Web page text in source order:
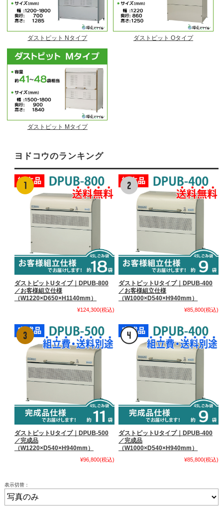
ダストピット Nタイプ ダストピット Oタイプ
ダストピット Mタイプ
ヨドコウのランキング
ダストピットUタイプ｜DPUB-800
／お客様組立仕様
（W1220×D650×H1140mm）
¥124,300(税込)
ダストピットUタイプ｜DPUB-400
／お客様組立仕様
（W1000×D540×H940mm）
¥85,800(税込)
ダストピットUタイプ｜DPUB-500
／完成品
（W1220×D540×H940mm）
¥96,800(税込)
ダストピットUタイプ｜DPUB-400
／完成品
（W1000×D540×H940mm）
¥85,800(税込)
表示切替：